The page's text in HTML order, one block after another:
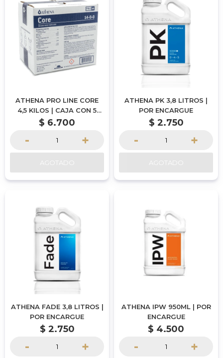
ATHENA PRO LINE CORE
4,5 KILOS | CAJA CON 5
SOBRES DE 900 GRAMOS |
$ 6.700
- +
AGOTADO
ATHENA PK 3,8 LITROS |
POR ENCARGUE
$ 2.750
- +
AGOTADO
ATHENA FADE 3,8 LITROS |
POR ENCARGUE
$ 2.750
- +
ATHENA IPW 950ML | POR
ENCARGUE
$ 4.500
- +